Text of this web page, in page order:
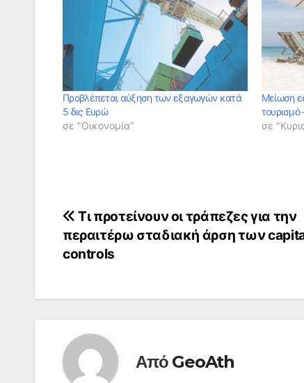
Προβλέπεται αύξηση των εξαγωγών κατά
5 δις Ευρώ
σε "Οικονομία"
Μείωση
σε
Πλοήγηση
άρθρων
Tι προτείνουν οι τράπεζες για την
περαιτέρω σταδιακή άρση των
controls
Από GeoAth